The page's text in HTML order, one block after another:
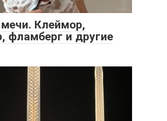
Клеймор,
фламберг и другие